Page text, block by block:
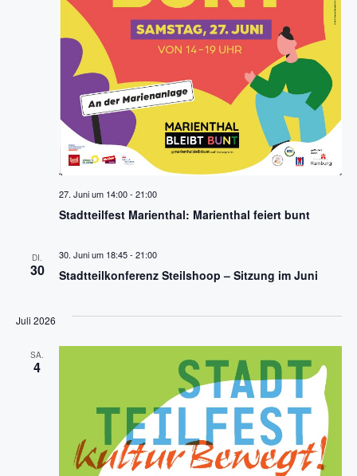
Stadtteilfest Marienthal: Marienthal feiert bunt
27. Juni um 14:00- 21:00
DI.
30 Stadtteilkonferenz Steilshoop – Sitzung im Juni
30. Juni um 18:45- 21:00
Juli 2026
SA.
4